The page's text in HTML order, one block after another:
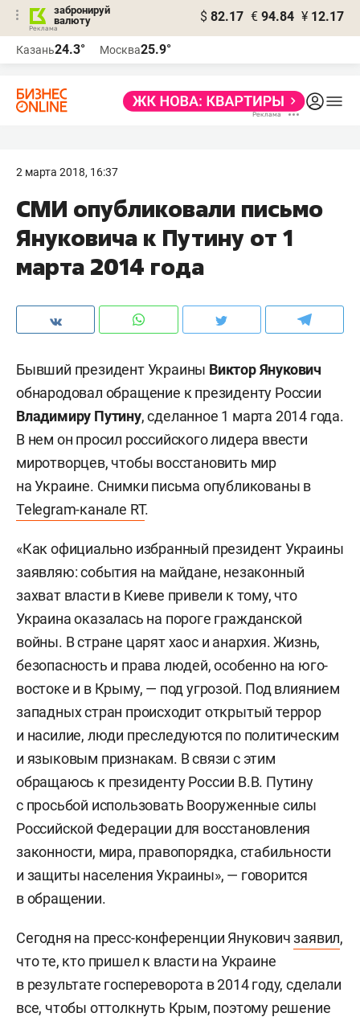
забронируй
валюту
$ 82.17 € 94.84 ¥ 12.17
Казань24.3° Москва25.9°
2 марта 2018, 16:37
СМИ опубликовали письмо
Януковича к Путину от 1
марта 2014 года
Бывший президент Украины Виктор Янукович
обнародовал обращение к президенту России
Владимиру Путину, сделанное 1 марта 2014 года.
В нем он просил российского лидера ввести
миротворцев, чтобы восстановить мир
на Украине. Снимки письма опубликованы в
Telegram-канале RT.
«Как официально избранный президент Украины
заявляю: события на майдане, незаконный
захват власти в Киеве привели к тому, что
Украина оказалась на пороге гражданской
войны. В стране царят хаос и анархия. Жизнь,
безопасность и права людей, особенно на юго-
востоке и в Крыму, — под угрозой. Под влиянием
западных стран происходит открытый террор
и насилие, люди преследуются по политическим
и языковым признакам. В связи с этим
обращаюсь к президенту России В.В. Путину
с просьбой использовать Вооруженные силы
Российской Федерации для восстановления
законности, мира, правопорядка, стабильности
и защиты населения Украины», — говорится
в обращении.
Сегодня на пресс-конференции Януковичзаявил,
что те, кто пришел к власти на Украине
в результате госпереворота в 2014 году, сделали
все, чтобы оттолкнуть Крым, поэтому решение